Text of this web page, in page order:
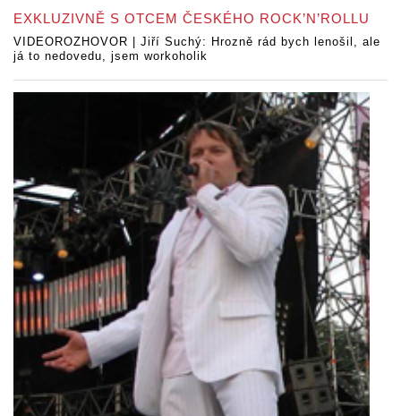
EXKLUZIVNĚ S OTCEM ČESKÉHO ROCK’N’ROLLU
VIDEOROZHOVOR | Jiří Suchý: Hrozně rád bych lenošil, ale
já to nedovedu, jsem workoholik